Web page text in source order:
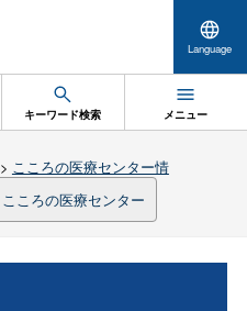
Language
キーワード検索 メニュー
> こころの医療センター情
こころの医療センター